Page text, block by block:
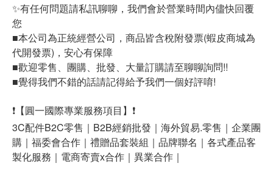
✨有任何問題請私訊聊聊，我們會於營業時間內儘快回覆
您
■本公司為正統經營公司，商品皆含稅附發票(蝦皮商城為
代開發票)，安心有保障
■歡迎零售、團購、批發、大量訂購請至聊聊詢問!!
■覺得我們不錯的話請記得給予我們一個好評唷!
❗【圓一國際專業服務項目】❗
3C配件B2C零售｜B2B經銷批發｜海外貿易.零售｜企業團
購｜福委會合作｜禮贈品套裝組｜品牌聯名｜各式產品客
製化服務｜電商寄賣x合作｜異業合作｜